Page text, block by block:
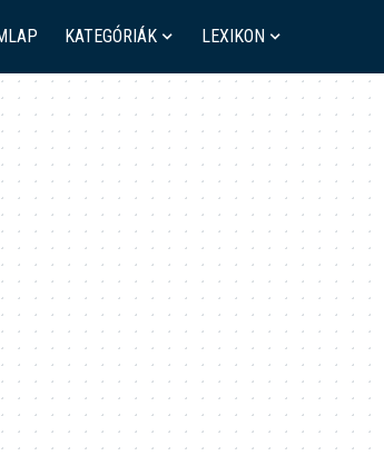
KATEGÓRIÁK LEXIKON